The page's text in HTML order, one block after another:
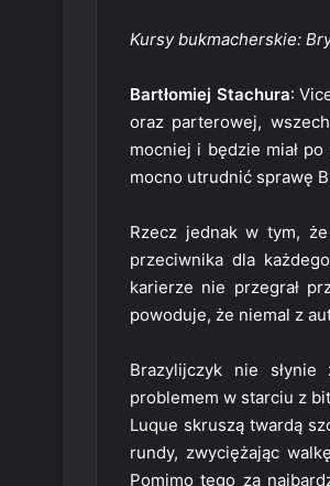
Kursy bukmacherskie:
Bartłomiej Stachura:
oraz parterowej,
mocniej i będzie miał
mocno utrudnić sprawę
Rzecz jednak w tym, że
przeciwnika dla
karierze nie przegrał
powoduje, że niemal z
Brazylijczyk nie
problemem w starciu z
Luque skruszą twardą
rundy, zwyciężając
Pomimo tego za